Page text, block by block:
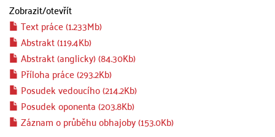
Zobrazit/otevřít
Text práce (1.233Mb)
Abstrakt (119.4Kb)
Abstrakt (anglicky) (84.30Kb)
Příloha práce (293.2Kb)
Posudek vedoucího (214.2Kb)
Posudek oponenta (203.8Kb)
Záznam o průběhu obhajoby (153.0Kb)